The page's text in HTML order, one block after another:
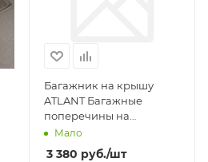
Багажник на крышу
ATLANT Багажные
поперечины на
рейлинги, сталь 20х30
Мало
3 380 руб./шт